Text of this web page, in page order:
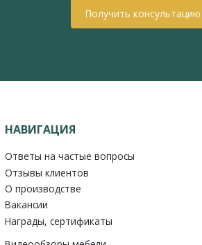
Получить консультацию
НАВИГАЦИЯ
Ответы на частые вопросы
Отзывы клиентов
О производстве
Вакансии
Награды, сертификаты